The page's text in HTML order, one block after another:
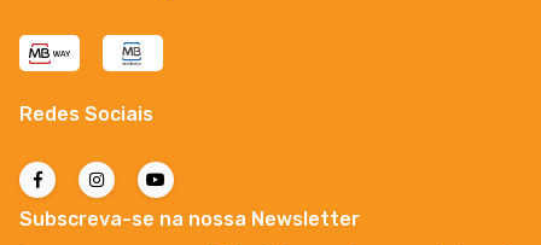
Redes Sociais
Subscreva-se na nossa Newsletter